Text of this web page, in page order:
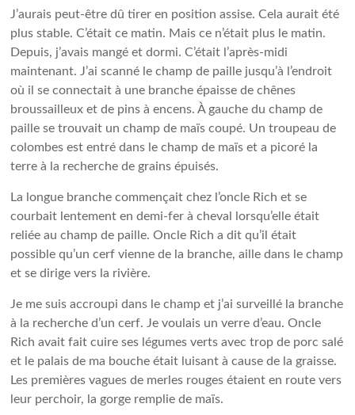
J’aurais peut-être dû tirer en position assise. Cela aurait été
plus stable. C’était ce matin. Mais ce n’était plus le matin.
Depuis, j’avais mangé et dormi. C’était l’après-midi
maintenant. J’ai scanné le champ de paille jusqu’à l’endroit
où il se connectait à une branche épaisse de chênes
broussailleux et de pins à encens. À gauche du champ de
paille se trouvait un champ de maïs coupé. Un troupeau de
colombes est entré dans le champ de maïs et a picoré la
terre à la recherche de grains épuisés.
La longue branche commençait chez l’oncle Rich et se
courbait lentement en demi-fer à cheval lorsqu’elle était
reliée au champ de paille. Oncle Rich a dit qu’il était
possible qu’un cerf vienne de la branche, aille dans le champ
et se dirige vers la rivière.
Je me suis accroupi dans le champ et j’ai surveillé la branche
à la recherche d’un cerf. Je voulais un verre d’eau. Oncle
Rich avait fait cuire ses légumes verts avec trop de porc salé
et le palais de ma bouche était luisant à cause de la graisse.
Les premières vagues de merles rouges étaient en route vers
leur perchoir, la gorge remplie de maïs.